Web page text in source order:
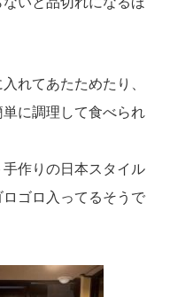
れてあたためたり、
に調理して食べられ
作りの日本スタイル
ゴロ入ってるそうで